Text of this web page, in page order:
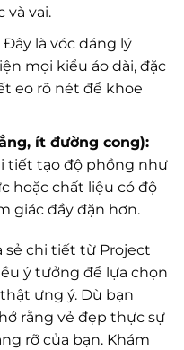
và vai.
Đây là vóc dáng lý
mọi kiểu áo dài, đặc
eo rõ nét để khoe
ít đường cong):
tiết tạo độ phồng như
hoặc chất liệu có độ
giác đầy đặn hơn.
sẻ chi tiết từ Project
ý tưởng để lựa chọn
thật ưng ý. Dù bạn
rằng vẻ đẹp thực sự
rỡ của bạn. Khám